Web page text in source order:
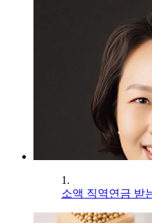
1.
소액 직역연금 받